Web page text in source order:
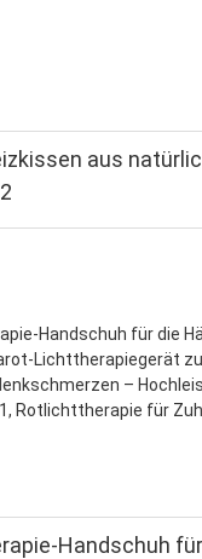
aus
Handschuh